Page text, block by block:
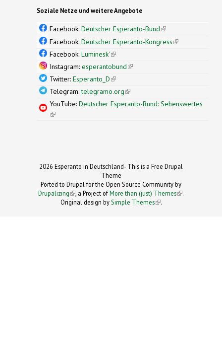
Soziale Netze und weitere Angebote
Facebook: Deutscher Esperanto-Bund(link is
external)
Facebook: Deutscher Esperanto-Kongress(link is
Facebook: Luminesk'(link is external)
Instagram: esperantobund(link is external)
Twitter: Esperanto_D(link is external)
Telegram:telegramo.org(link is external)
YouTube: Deutscher Esperanto-Bund: Sehenswertes
(link is external)
2026 Esperanto in Deutschland- This is a Free Drupal
Theme
Ported to Drupal for the Open Source Community by
Drupalizing(link is external)
, a Project ofMore than (just) Themes (link is
.
Original design by Simple Themes
(link is
.